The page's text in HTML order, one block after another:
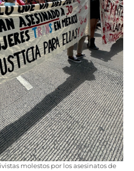
molestos por los asesinatos de